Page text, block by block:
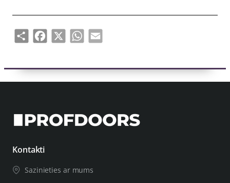
ShareFacebook
X WhatsApp
Email
Kontakti
Sazinieties ar mums